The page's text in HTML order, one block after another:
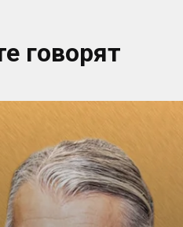
говорят